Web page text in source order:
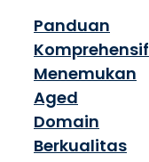
Panduan
Komprehensif
Menemukan
Aged
Domain
Berkualitas